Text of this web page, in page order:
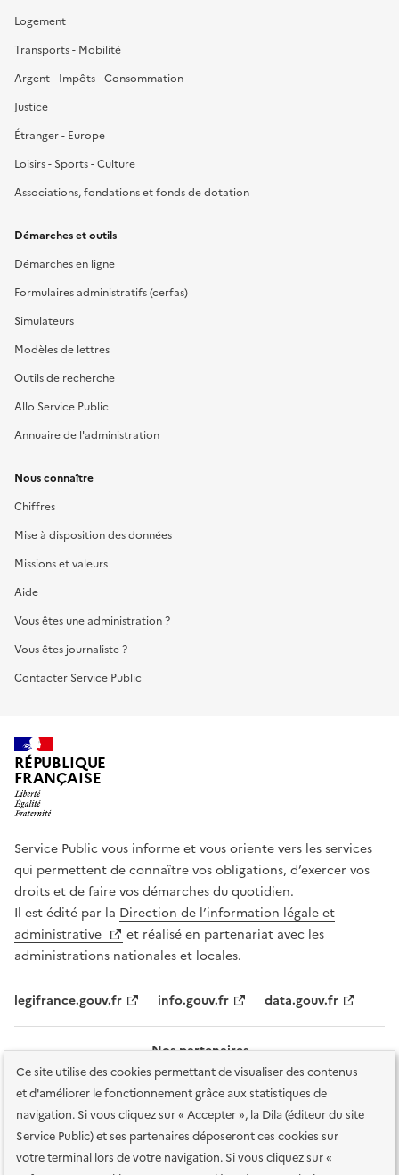
Ce site utilise des cookies permettant de visualiser des contenus
et d'améliorer le fonctionnement grâce aux statistiques de
navigation. Si vous cliquez sur « Accepter », la Dila (éditeur du site
Service Public) et ses partenaires déposeront ces cookies sur
votre terminal lors de votre navigation. Si vous cliquez sur «
Logement
Transports - Mobilité
Argent - Impôts - Consommation
Justice
Étranger - Europe
Loisirs - Sports - Culture
Associations, fondations et fonds de dotation
Démarches et outils
Démarches en ligne
Formulaires administratifs (cerfas)
Simulateurs
Modèles de lettres
Outils de recherche
Allo Service Public
Annuaire de l'administration
Nous connaître
Chiffres
Mise à disposition des données
Missions et valeurs
Aide
Vous êtes une administration ?
Vous êtes journaliste ?
Contacter Service Public
RÉPUBLIQUE
FRANÇAISE
Service Public vous informe et vous oriente vers les services
qui permettent de connaître vos obligations, d’exercer vos
droits et de faire vos démarches du quotidien.
Il est édité par la Direction de l’information légale et
administrative
et réalisé en partenariat avec les
administrations nationales et locales.
legifrance.gouv.fr info.gouv.fr data.gouv.fr
Nos partenaires
Plan du site Accessibilité : totalement conforme Accessibilité des